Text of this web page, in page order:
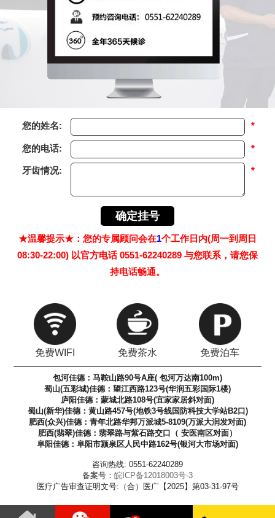
您的姓名: *
您的电话: *
牙齿情况: *
★温馨提示★：您的专属顾问会在1个工作日内(周一到周日
08:30-22:00) 以官方电话 0551-62240289 与您联系，请您保
持电话畅通。
免费WIFI 免费茶水 免费泊车
包河佳德：马鞍山路90号A座( 包河万达南100m)
蜀山(五彩城)佳德：望江西路123号(华润五彩国际1楼)
庐阳佳德：蒙城北路108号(宜家家居斜对面)
蜀山(新华)佳德：黄山路457号(地铁3号线国防科技大学站B2口)
肥西(众兴)佳德：青年北路华邦万派城5-8109(万派大润发对面)
肥西(翡翠)佳德：翡翠路与紫石路交口（ 安医南区对面）
阜阳佳德：阜阳市颍泉区人民中路162号(银河大市场对面)
咨询热线: 0551-62240289
备案号： 皖ICP备12018003号-3
医疗广告审查证明文号:（合）医广【2025】第03-31-97号